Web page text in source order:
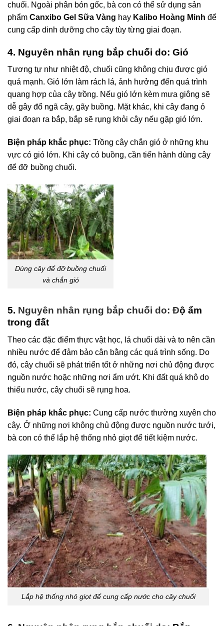
chuối. Ngoài phân bón gốc, bà con có thể sử dụng sản
phẩm Canxibo Gel Sữa Vàng hay Kalibo Hoàng Minh để
cung cấp dinh dưỡng cho cây tùy từng giai đoạn.
4. Nguyên nhân rụng bắp chuối do: Gió
Tương tự như nhiệt độ, chuối cũng không chịu được gió
quá mạnh. Gió lớn làm rách lá, ảnh hưởng đến quá trình
quang hợp của cây trồng. Nếu gió lớn kèm mưa giông sẽ
dễ gây đổ ngã cây, gãy buồng. Mặt khác, khi cây đang ỏ
giai đoạn ra bắp, bắp sẽ rụng khỏi cây nếu gặp gió lớn.
Biện pháp khắc phục: Trồng cây chắn gió ở những khu
vực có gió lớn. Khi cây có buồng, cần tiến hành dùng cây
để đỡ buồng chuối.
Dùng cây để đỡ buồng chuối
và chắn gió
5. Nguyên nhân rụng bắp chuối do: Độ ẩm
trong đất
Theo các đặc điểm thực vật học, lá chuối dài và to nên cần
nhiều nước để đảm bảo cân bằng các quá trình sống. Do
đó, cây chuối sẽ phát triển tốt ở những nơi chủ động được
nguồn nước hoặc những nơi ẩm ướt. Khi đất quá khô do
thiếu nước, cây chuối sẽ rụng hoa.
Biện pháp khắc phục: Cung cấp nước thường xuyên cho
cây. Ở những nơi không chủ động được nguồn nước tưới,
bà con có thể lắp hệ thống nhỏ giọt để tiết kiệm nước.
Lắp hệ thống nhỏ giọt để cung cấp nước cho cây chuối